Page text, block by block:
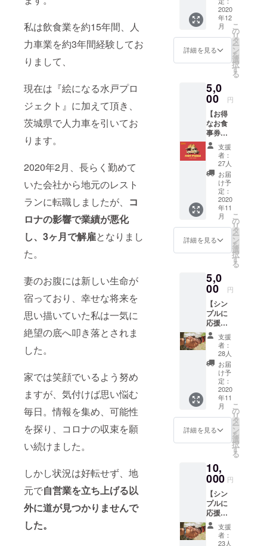
私は飲食業を約15年間、人
力車業を約3年間経験してお
りまして、
現在は『絵になる水戸プロ
ジェクト』に加えて頂き、
茨城県で人力車を引いてお
ります。
2020年2月、長らく勤めて
いた会社から地元のレスト
ランに転職しましたが、 コ
ロナの影響で業績が悪化
し、3ヶ月で解雇となりまし
た。
妻のお腹には新しい生命が
宿っており、幸せな将来を
思い描いていた私は一気に
絶望の底へ叩き落とされま
した。
家では笑顔でいるよう努め
ますが、気付けば思い悩む
毎日。情報を集め、可能性
を探り、コロナの収束を願
い続けました。
しかし状況は好転せず、地
元で自営業を立ち上げる以
外に道が見つかりませんで
した。
事が条
件です
＊車に
お名前
ト権は
対象外
だきま
す。
2020年
11月〜
2021年
3月
「応援
したい
けどお
店には
行けな
い、で
も食べ
い！」
とのリ
クエス
トにお
応え致
しま
す！ ＊
写真は
イメー
ジです
＊ご自
宅で焼
いて頂
く商品
となり
ます ＊
クール
す ＊送
料込み
2020
年12
月
詳細を見る
こ
の
リ
タ
ー
ン
を
選
択
す
る
5,0
00 円
【お得
なお食
事券
コー
ス】
キッチ
ンカー
お食事
券6000
円分
(2000円
×3枚)を
ご自宅
にお届
け ＊ご
本人以
ご利用
頂けま
す ＊営
業場
所・ス
ケ
ジュー
ルが決
まり次
第、
メール
にてご
連絡致
します
＊チ
ケット
有効期
2021年
3月
支援
者：
27人
お届
け予
定：
2020
年11
月
詳細を見る
こ
の
リ
タ
ー
ン
を
選
択
す
る
5,0
00 円
【シン
プルに
応援
コー
ス】五
十嵐快
より、
感謝の
メッ
セージ
をメー
ルにて
送らせ
て頂き
ます。
（＋
ンカー
事業が
始まる
までの
メイキ
ング動
画を
メール
にてお
支援
者：
28人
お届
け予
定：
2020
年11
月
詳細を見る
こ
の
リ
タ
ー
ン
を
選
択
す
る
10,
000 円
【シン
プルに
応援
コース
(強)】五
十嵐快
支援
者：
23人